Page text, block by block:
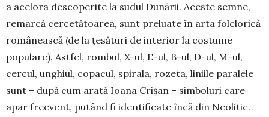
a acelora des­coperite la sudul Dunării. Aceste semne,
re­mar­că cer­ce­tătoarea, sunt pre­luate în arta fol­clorică
româ­nească (de la ţesă­turi de interior la cos­tume
populare). Astfel, rom­bul, X-ul, E-ul, B-ul, D-ul, M-ul,
cercul, un­ghiul, copacul, spirala, rozeta, liniile paralele
sunt – du­pă cum arată Ioana Cri­şan – simboluri ca­re
apar frec­vent, putând fi iden­ti­fi­cate încă din Neolitic.